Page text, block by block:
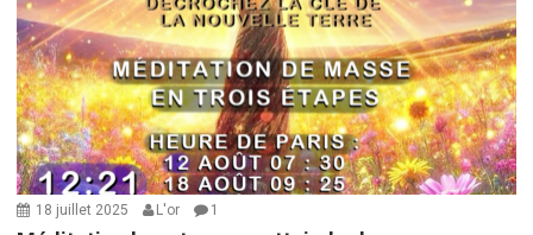
18 juillet 2025 L'or 1